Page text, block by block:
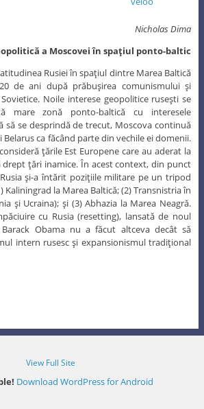
Nicholas Dima
a Moscovei în spaţiul ponto-baltic
Rusiei în spaţiul dintre Marea Baltică
de ani după prăbuşirea comunismului şi
Noile interese geopolitice ruseşti se
mare zonă ponto-baltică cu interesele
să se desprindă de trecut, Moscova continuă
Belarus ca făcând parte din vechile ei domenii.
ţările Est Europene care au aderat la
ţări inamice. În acest context, din punct
şi-a întărit poziţiile militare pe un tripod
la Marea Baltică; (2) Transnistria în
şi Ucraina); şi (3) Abhazia la Marea Neagră.
cu Rusia (resetting), lansată de noul
Barack Obama nu a făcut altceva decât să
intern rusesc şi expansionismul tradiţional
View Full Site
Download WordPress for Android